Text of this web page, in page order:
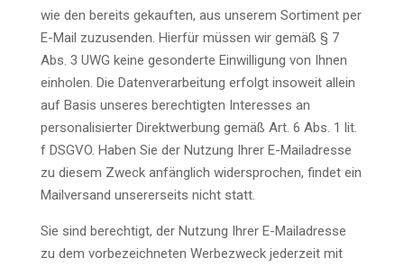
wie den bereits gekauften, aus unserem Sortiment per
E-Mail zuzusenden. Hierfür müssen wir gemäß § 7
Abs. 3 UWG keine gesonderte Einwilligung von Ihnen
einholen. Die Datenverarbeitung erfolgt insoweit allein
auf Basis unseres berechtigten Interesses an
personalisierter Direktwerbung gemäß Art. 6 Abs. 1 lit.
f DSGVO. Haben Sie der Nutzung Ihrer E-Mailadresse
zu diesem Zweck anfänglich widersprochen, findet ein
Mailversand unsererseits nicht statt.
Sie sind berechtigt, der Nutzung Ihrer E-Mailadresse
zu dem vorbezeichneten Werbezweck jederzeit mit